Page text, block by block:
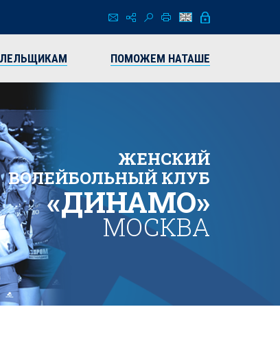
ПОМОЖЕМ НАТАШЕ
ЖЕНСКИЙ
ВОЛЕЙБОЛЬНЫЙ КЛУБ
«ДИНАМО»
МОСКВА